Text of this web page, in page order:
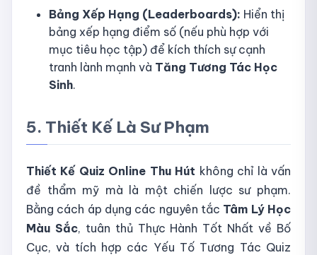
Bảng Xếp Hạng (Leaderboards): Hiển thị
bảng xếp hạng điểm số (nếu phù hợp với
mục tiêu học tập) để kích thích sự cạnh
tranh lành mạnh và Tăng Tương Tác Học
Sinh.
5. Thiết Kế Là Sư Phạm
Thiết Kế Quiz Online Thu Hút không chỉ là vấn
đề thẩm mỹ mà là một chiến lược sư phạm.
Bằng cách áp dụng các nguyên tắc Tâm Lý Học
Màu Sắc, tuân thủ Thực Hành Tốt Nhất về Bố
Cục, và tích hợp các Yếu Tố Tương Tác Quiz